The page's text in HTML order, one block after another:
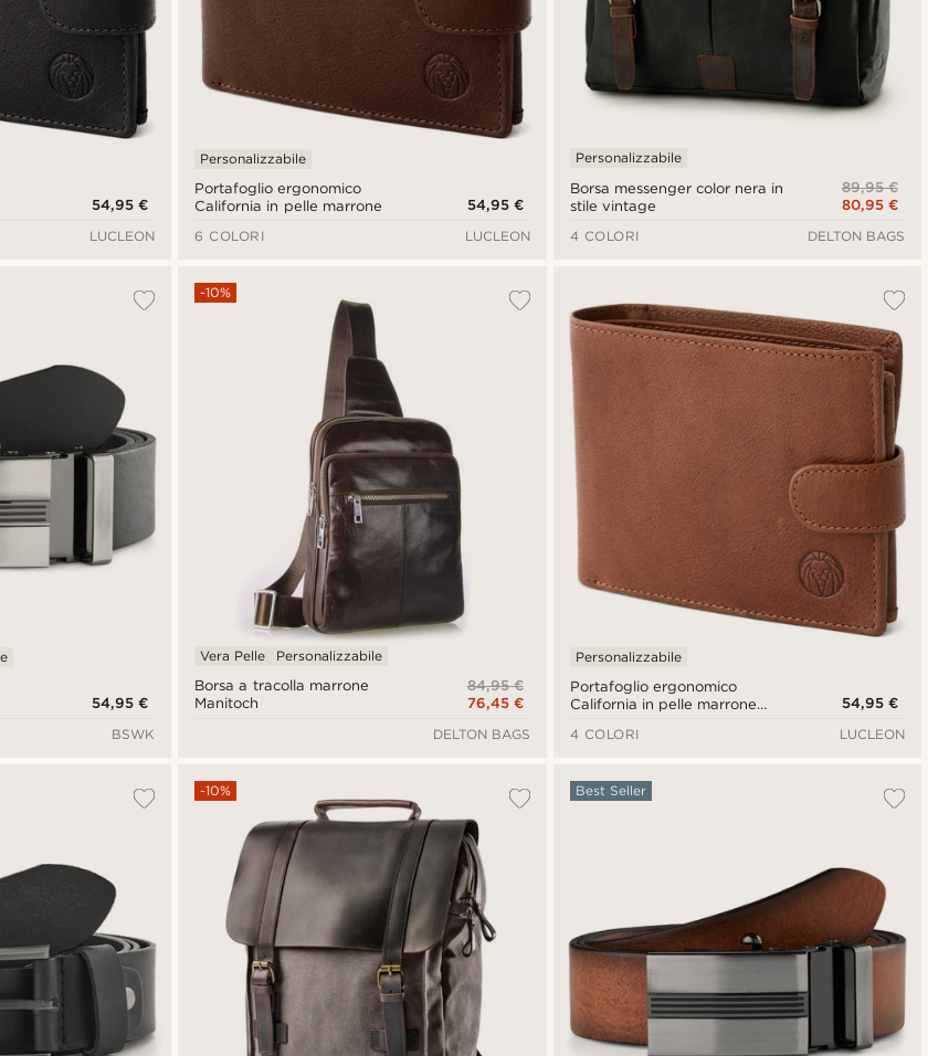
54,95 €
LUCLEON
Portafoglio ergonomico
California in pelle marrone
Personalizzabile
54,95 €
6 COLORI
LUCLEON
Borsa messenger color nera in
stile vintage
Personalizzabile
89,95 €
80,95 €
4 COLORI
DELTON BAGS
54,95 €
BSWK
Borsa a tracolla marrone
Manitoch
-10%
Vera Pelle
Personalizzabile
84,95 €
76,45 €
DELTON BAGS
Portafoglio ergonomico
California in pelle marrone
Personalizzabile
54,95 €
4 COLORI
LUCLEON
-10% Best Seller